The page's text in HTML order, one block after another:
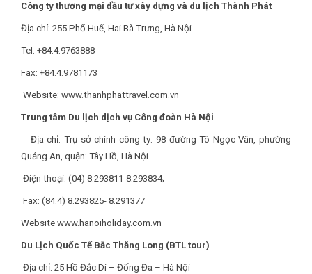
Công ty thương mại đầu tư xây dựng và du lịch Thành Phát
Địa chỉ: 255 Phố Huế, Hai Bà Trưng, Hà Nội
Tel: +84.4.9763888
Fax: +84.4.9781173
Website: www.thanhphattravel.com.vn
Trung tâm Du lịch dịch vụ Công đoàn Hà Nội
Địa chỉ: Trụ sở chính công ty: 98 đường Tô Ngọc Vân, phường
Quảng An, quận: Tây Hồ, Hà Nội.
Điện thoại: (04) 8.293811-8.293834;
Fax: (84.4) 8.293825- 8.291377
Website www.hanoiholiday.com.vn
Du Lịch Quốc Tế Bắc Thăng Long (BTL tour)
Địa chỉ: 25 Hồ Đắc Di – Đống Đa – Hà Nội